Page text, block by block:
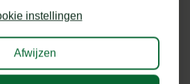
Maximaal gazonoppervlak (tot m²):
1000
instellingen
Afwijzen
besteden op onze webshop.